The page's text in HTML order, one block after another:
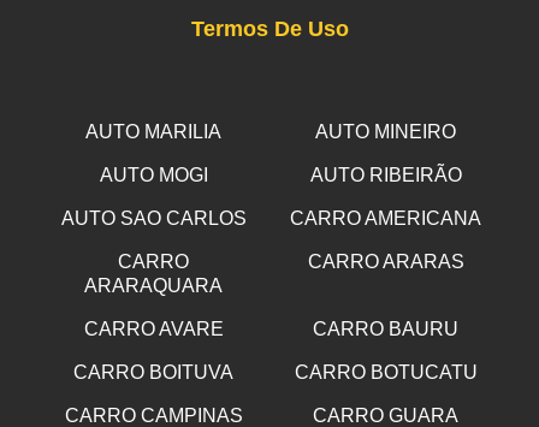
Termos De Uso
AUTO MARILIA AUTO MINEIRO
AUTO MOGI AUTO RIBEIRÃO
AUTO SAO CARLOS CARRO AMERICANA
CARRO
ARARAQUARA
CARRO ARARAS
CARRO AVARE CARRO BAURU
CARRO BOITUVA CARRO BOTUCATU
CARRO CAMPINAS CARRO GUARA